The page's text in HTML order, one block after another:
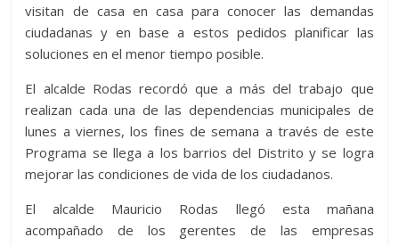
visitan de casa en casa para conocer las demandas
ciudadanas y en base a estos pedidos planificar las
soluciones en el menor tiempo posible.
El alcalde Rodas recordó que a más del trabajo que
realizan cada una de las dependencias municipales de
lunes a viernes, los fines de semana a través de este
Programa se llega a los barrios del Distrito y se logra
mejorar las condiciones de vida de los ciudadanos.
El alcalde Mauricio Rodas llegó esta mañana
acompañado de los gerentes de las empresas